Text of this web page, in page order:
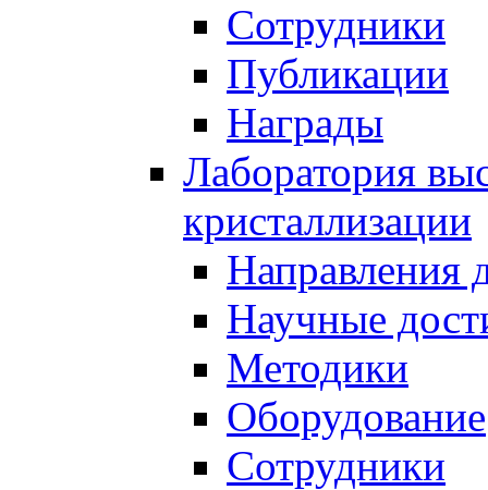
Сотрудники
Публикации
Награды
Лаборатория
кристаллизации
Направления
Научные
Методики
Оборудование
Сотрудники